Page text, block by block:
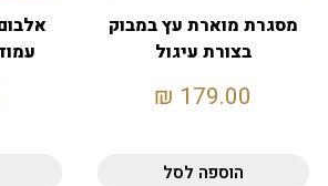
מסגרת מוארת עץ במבוק
בצורת עיגול
179.00
₪
הוספה לסל